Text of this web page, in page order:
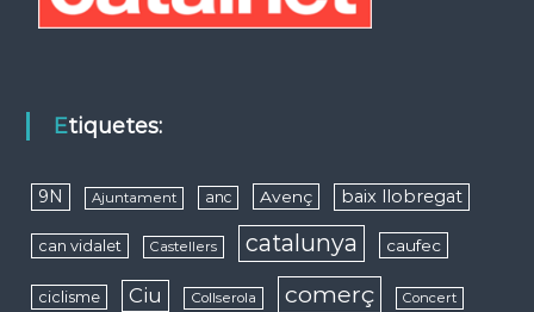
Etiquetes:
9N Ajuntament anc Avenç baix llobregat
can vidalet Castellers catalunya caufec
ciclisme Ciu Collserola comerç Concert